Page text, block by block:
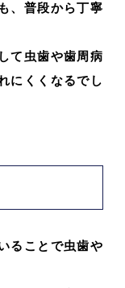
、普段から丁寧
て虫歯や歯周病
にくくなるでし
ることで虫歯や